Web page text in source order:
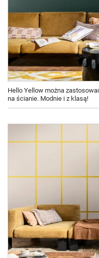
Hello Yellow można
na ścianie. Modnie i z klasą!